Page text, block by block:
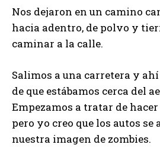
Nos dejaron en un camino
hacia adentro, de polvo y
caminar a la calle.
Salimos a una carretera y
de que estábamos cerca del
Empezamos a tratar de
pero yo creo que los autos se
nuestra imagen de zombies.